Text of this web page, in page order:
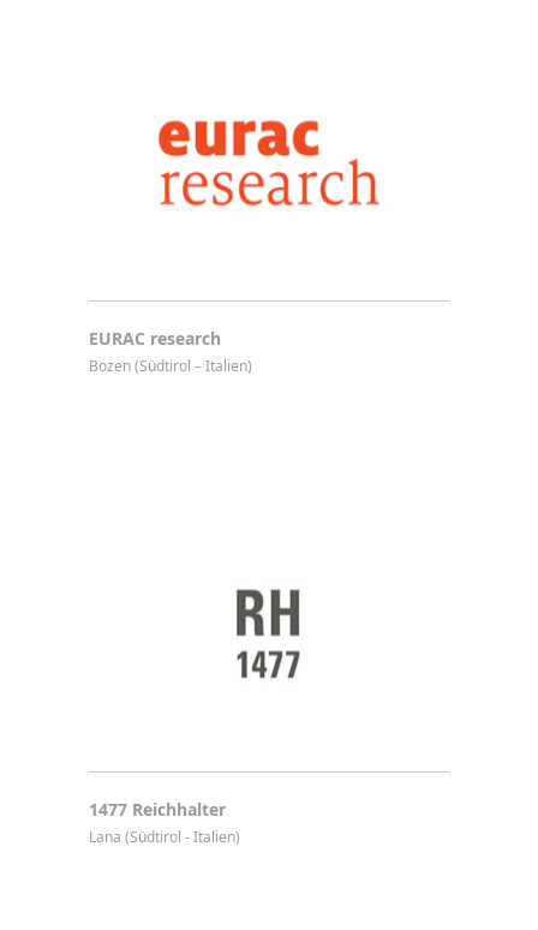
EURAC research
Bozen (Südtirol – Italien)
1477 Reichhalter
Lana (Südtirol - Italien)